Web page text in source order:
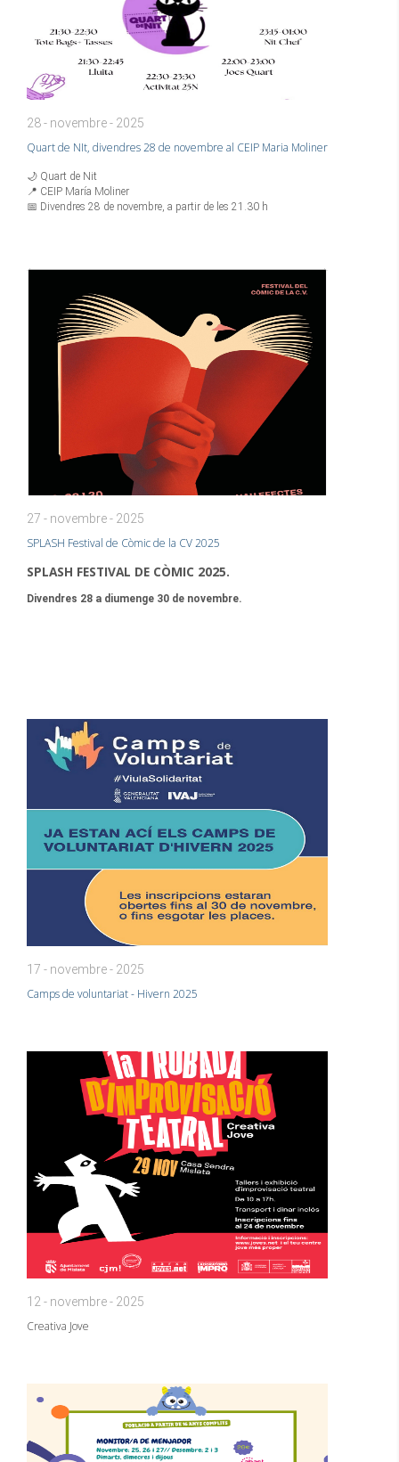
28 - novembre - 2025
Quart de NIt, divendres 28 de novembre al CEIP Maria Moliner
🌙 Quart de Nit
📍 CEIP María Moliner
📅 Divendres 28 de novembre, a partir de les 21.30 h
27 - novembre - 2025
SPLASH Festival de Còmic de la CV 2025
SPLASH FESTIVAL DE CÒMIC 2025.
Divendres 28 a diumenge 30 de novembre.
17 - novembre - 2025
Camps de voluntariat - Hivern 2025
12 - novembre - 2025
Creativa Jove